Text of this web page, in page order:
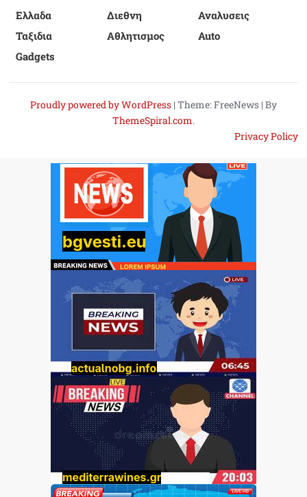
Ελλαδα Διεθνη
Αναλυσεις
Ταξιδια
Αθλητισμος
Auto
Gadgets
Proudly powered by WordPress | Theme: FreeNews | By
ThemeSpiral.com.
Privacy Policy